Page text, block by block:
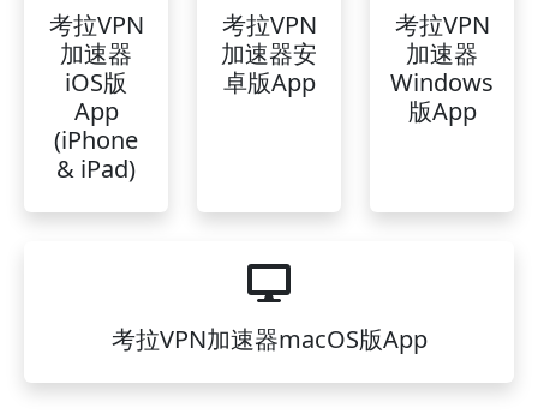
考拉VPN
加速器
iOS版
App
(iPhone
& iPad)
考拉VPN
加速器安
卓版App
考拉VPN
加速器
Windows
版App
考拉VPN加速器macOS版App